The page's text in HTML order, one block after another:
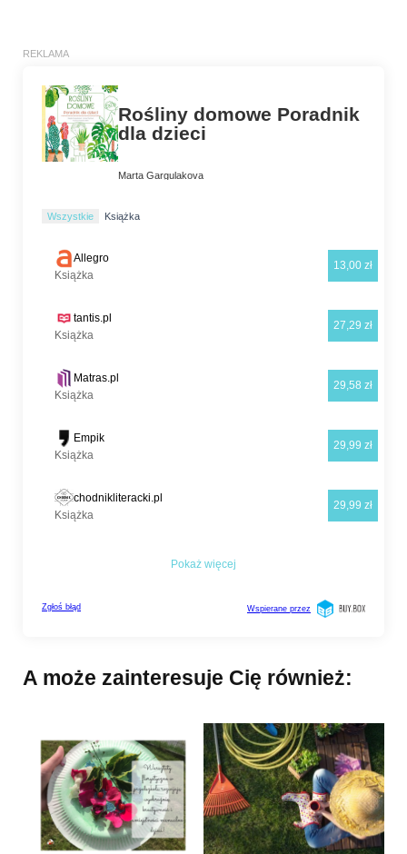
A może zainteresuje Cię również: